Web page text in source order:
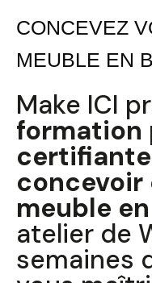
CONCEVEZ VOTRE PREMIER
MEUBLE EN
Make ICI
formation
concevoir
meuble
atelier de
semaines